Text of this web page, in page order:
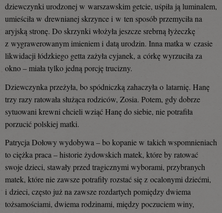
dziewczynki urodzonej w warszawskim getcie, uśpiła ją luminalem,
umieściła w drewnianej skrzynce i w ten sposób przemyciła na
aryjską stronę. Do skrzynki włożyła jeszcze srebrną łyżeczkę
z wygrawerowanym imieniem i datą urodzin. Inna matka w czasie
likwidacji łódzkiego getta zażyła cyjanek, a córkę wyrzuciła za
okno – miała tylko jedną porcję trucizny.
Dziewczynka przeżyła, bo spódniczką zahaczyła o latarnię. Hanę
trzy razy ratowała służąca rodziców, Zosia. Potem, gdy dobrze
sytuowani krewni chcieli wziąć Hanę do siebie, nie potrafiła
porzucić polskiej matki.
Patrycja Dołowy wydobywa – bo kopanie w takich wspomnieniach
to ciężka praca – historie żydowskich matek, które by ratować
swoje dzieci, stawały przed tragicznymi wyborami, przybranych
matek, które nie zawsze potrafiły rozstać się z ocalonymi dziećmi,
i dzieci, często już na zawsze rozdartych pomiędzy dwiema
tożsamościami, dwiema rodzinami, między poczuciem winy,